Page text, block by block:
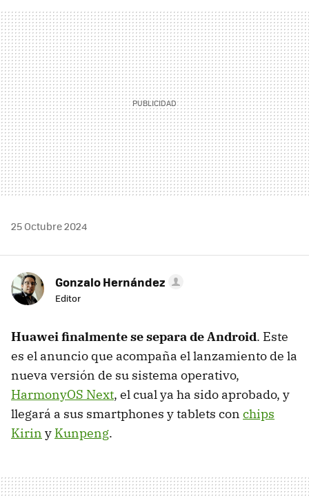
MAIL
25 Octubre 2024
Gonzalo Hernández
Editor
Huawei finalmente se separa de Android. Este
es el anuncio que acompaña el lanzamiento de la
nueva versión de su sistema operativo,
HarmonyOS Next, el cual ya ha sido aprobado, y
llegará a sus smartphones y tablets con chips
Kirin y Kunpeng.